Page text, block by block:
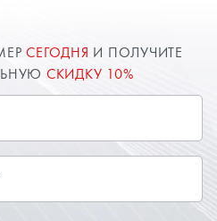
СЕГОДНЯ И ПОЛУЧИТЕ
СКИДКУ 10%